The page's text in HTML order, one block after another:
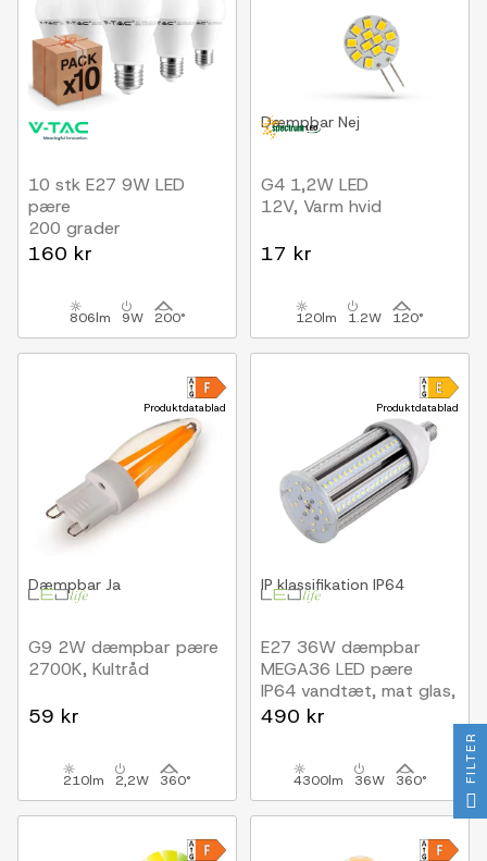
10 stk E27 9W LED
pære
200 grader
160 kr
806lm 9W 200°
Dæmpbar Nej
G4 1,2W LED
12V, Varm hvid
17 kr
120lm 1.2W 120°
Produktdatablad
Dæmpbar Ja
G9 2W dæmpbar pære
2700K, Kultråd
59 kr
210lm 2,2W 360°
Produktdatablad
IP klassifikation IP64
E27 36W dæmpbar
MEGA36 LED pære
IP64 vandtæt, mat glas,
varm hvid
490 kr
4300lm 36W 360° FILTER